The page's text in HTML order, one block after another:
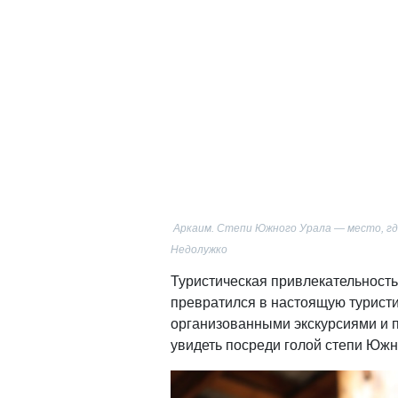
Аркаим. Степи Южного Урала — место,
Недолужко
Туристическая
превратился в настоящую
организованными экскурсиями и
увидеть посреди голой степи